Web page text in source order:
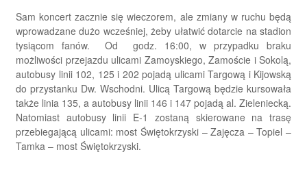
Sam koncert zacznie się wieczorem, ale zmiany w ruchu będą
wprowadzane dużo wcześniej, żeby ułatwić dotarcie na stadion
tysiącom fanów. Od godz. 16:00, w przypadku braku
możliwości przejazdu ulicami Zamoyskiego, Zamoście i Sokolą,
autobusy linii 102, 125 i 202 pojadą ulicami Targową i Kijowską
do przystanku Dw. Wschodni. Ulicą Targową będzie kursowała
także linia 135, a autobusy linii 146 i 147 pojadą al. Zieleniecką.
Natomiast autobusy linii E-1 zostaną skierowane na trasę
przebiegającą ulicami: most Świętokrzyski – Zajęcza – Topiel –
Tamka – most Świętokrzyski.